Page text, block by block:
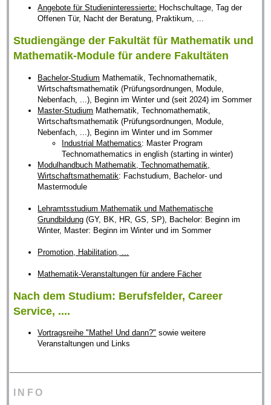
Angebote für Studieninteressierte: Hochschultage, Tag der
Offenen Tür, Nacht der Beratung, Praktikum, ...
Studiengänge der Fakultät für Mathematik und
Mathematik-Module für andere Fakultäten
Bachelor-Studium Mathematik, Technomathematik,
Wirtschaftsmathematik (Prüfungsordnungen, Module,
Nebenfach, ...), Beginn im Winter und (seit 2024) im Sommer
Master-Studium Mathematik, Technomathematik,
Wirtschaftsmathematik (Prüfungsordnungen, Module,
Nebenfach, ...), Beginn im Winter und im Sommer
Industrial Mathematics: Master Program
Technomathematics in english (starting in winter)
Modulhandbuch Mathematik, Technomathematik,
Wirtschaftsmathematik: Fachstudium, Bachelor- und
Mastermodule
Lehramtsstudium Mathematik und Mathematische
Grundbildung (GY, BK, HR, GS, SP), Bachelor: Beginn im
Winter, Master: Beginn im Winter und im Sommer
Promotion, Habilitation, ...
Mathematik-Veranstaltungen für andere Fächer
Nach dem Studium: Berufsfelder, Career
Service, ....
Vortragsreihe "Mathe! Und dann?" sowie weitere
Veranstaltungen und Links
INFO